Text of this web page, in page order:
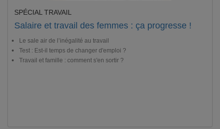
SPÉCIAL TRAVAIL
Salaire et travail des femmes : ça progresse !
Le sale air de l’inégalité au travail
Test : Est-il temps de changer d'emploi ?
Travail et famille : comment s'en sortir ?